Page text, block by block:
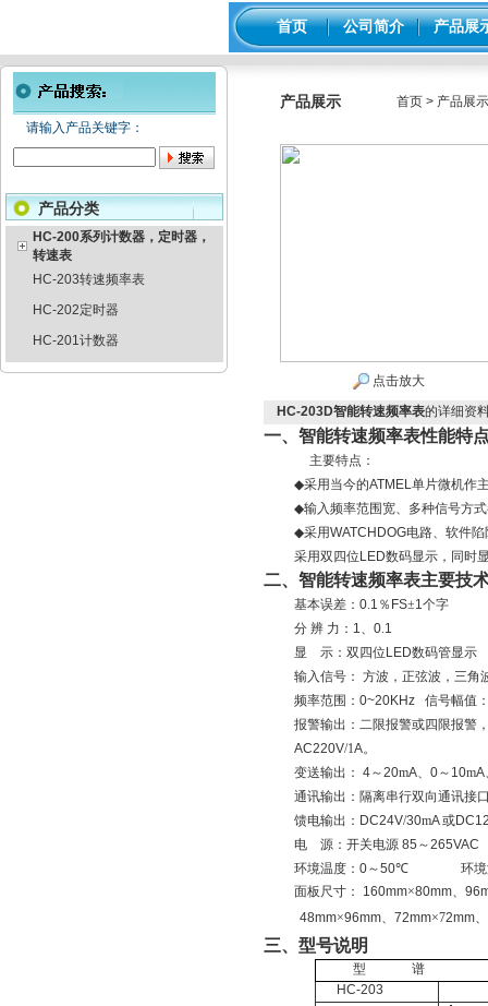
首页 公司简介 产品展
请输入产品关键字：
产品分类
HC-200系列计数器，定时器，
转速表
HC-203转速频率表
HC-202定时器
HC-201计数器
产品展示 首页> 产品展示
点击放大
HC-203D智能转速频率表的详细资
一、 智能转速频率表性能特
主要特点：
◆采用当今的ATMEL单片微机作
◆输入频率范围宽、多种信号方
◆采用WATCHDOG电路、软件
采用双四位 LED数码显示，同时
二、 智能转速频率表主要技
基本误差： 0.1 ％ FS±1个字
分 辨 力： 1、 0.1
显
示：双四位 LED数码管显示
输入信号： 方波，正弦波，三角
频率范围： 0~20KHz
信号幅值
报警输出：二限报警或四限报警
AC220V/1A。
变送输出： 4～20mA、 0～ 10mA
通讯输出：隔离串行双向通讯接
馈电输出： DC24V/30mA或
电
源：开关电源85 ～265VAC
环境温度： 0～50℃
环
面板尺寸：
160mm×80mm、
48mm×96mm、 72mm×72mm、
三、 型号说明
型
谱
HC-203